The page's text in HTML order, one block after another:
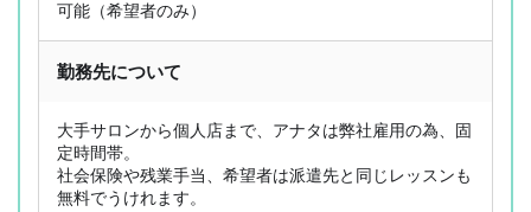
OL型美容師派遣とは
お仕事検索
サービス内容
採用応援サポート
Q&A
可能（希望者のみ）
勤務先について
大手サロンから個人店まで、アナタは弊社雇用の為、固
定時間帯。
社会保険や残業手当、希望者は派遣先と同じレッスンも
無料でうけれます。